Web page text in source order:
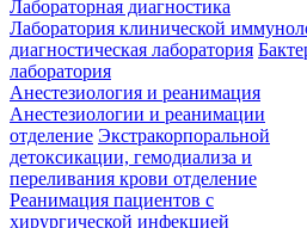
Лабораторная диагностика
Лаборатория клинической
диагностическая лаборатория
лаборатория
Анестезиология и реанимация
Анестезиологии и реанимации
отделение Экстракорпоральной
детоксикации, гемодиализа и
переливания крови отделение
Реанимация пациентов с
хирургической инфекцией